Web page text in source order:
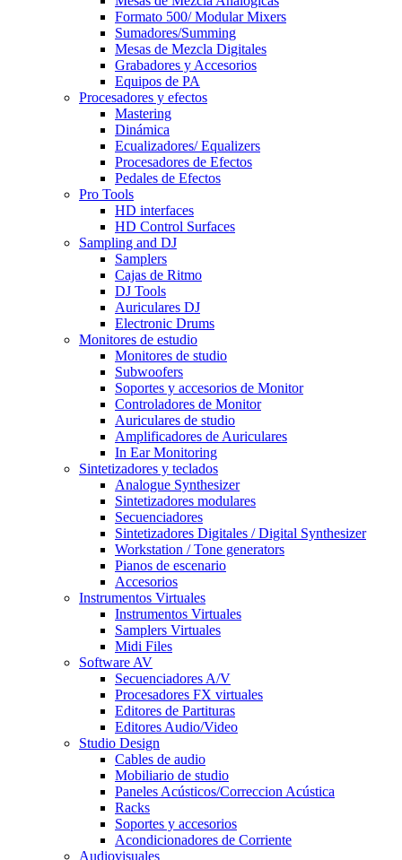
Formato 500/ Modular Mixers
Sumadores/Summing
Mesas de Mezcla Digitales
Grabadores y Accesorios
Equipos de PA
Procesadores y efectos
Mastering
Dinámica
Ecualizadores/ Equalizers
Procesadores de Efectos
Pedales de Efectos
Pro Tools
HD interfaces
HD Control Surfaces
Sampling and DJ
Samplers
Cajas de Ritmo
DJ Tools
Auriculares DJ
Electronic Drums
Monitores de estudio
Monitores de studio
Subwoofers
Soportes y accesorios de Monitor
Controladores de Monitor
Auriculares de studio
Amplificadores de Auriculares
In Ear Monitoring
Sintetizadores y teclados
Analogue Synthesizer
Sintetizadores modulares
Secuenciadores
Sintetizadores Digitales / Digital Synthesizer
Workstation / Tone generators
Pianos de escenario
Accesorios
Instrumentos Virtuales
Instrumentos Virtuales
Samplers Virtuales
Midi Files
Software AV
Secuenciadores A/V
Procesadores FX virtuales
Editores de Partituras
Editores Audio/Video
Studio Design
Cables de audio
Mobiliario de studio
Paneles Acústicos/Correccion Acústica
Racks
Soportes y accesorios
Acondicionadores de Corriente
Audiovisuales